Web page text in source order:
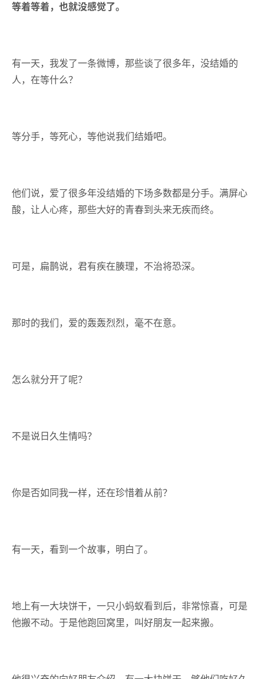
等着等着，也就没感觉了。
有一天，我发了一条微博，那些谈了很多年，没结婚的
人，在等什么？
等分手，等死心，等他说我们结婚吧。
他们说，爱了很多年没结婚的下场多数都是分手。满屏心
酸，让人心疼，那些大好的青春到头来无疾而终。
可是，扁鹊说，君有疾在腠理，不治将恐深。
那时的我们，爱的轰轰烈烈，毫不在意。
怎么就分开了呢？
不是说日久生情吗？
你是否如同我一样，还在珍惜着从前？
有一天，看到一个故事，明白了。
地上有一大块饼干，一只小蚂蚁看到后，非常惊喜，可是
他搬不动。于是他跑回窝里，叫好朋友一起来搬。